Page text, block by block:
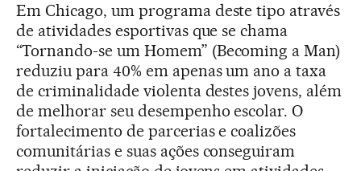
Em Chicago, um programa deste tipo através
de atividades esportivas que se chama
“Tornando-se um Homem” (Becoming a Man)
reduziu para 40% em apenas um ano a taxa
de criminalidade violenta destes jovens, além
de melhorar seu desempenho escolar. O
fortalecimento de parcerias e coalizões
comunitárias e suas ações conseguiram